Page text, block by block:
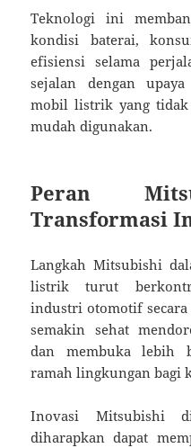
Teknologi ini
kondisi baterai,
efisiensi selama
sejalan dengan
mobil listrik yang tidak
mudah digunakan.
Peran
Transformasi
Langkah Mitsubishi
listrik turut
industri otomotif secara
semakin sehat
dan membuka lebih
ramah lingkungan bagi
Inovasi Mitsubishi
diharapkan dapat